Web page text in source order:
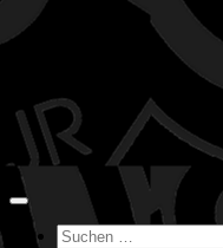
Zum
Suchen